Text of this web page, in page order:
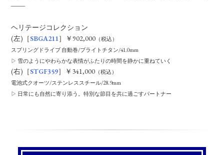
――
ヘリテージコレクション
(左)［SBGA211］￥902,000 （税込）
スプリングドライブ 自動巻/ブライトチタン/41.0mm
▷ 雪のようにやわらかな表情がふたりの時間を静かに重ねていく
(右)［STGF359］￥341,000 （税込）
電池式クオーツ/ステンレススチール/28.9mm
▷ 日常にも自然に寄り添う。特別な節目を共に過ごすパートナー